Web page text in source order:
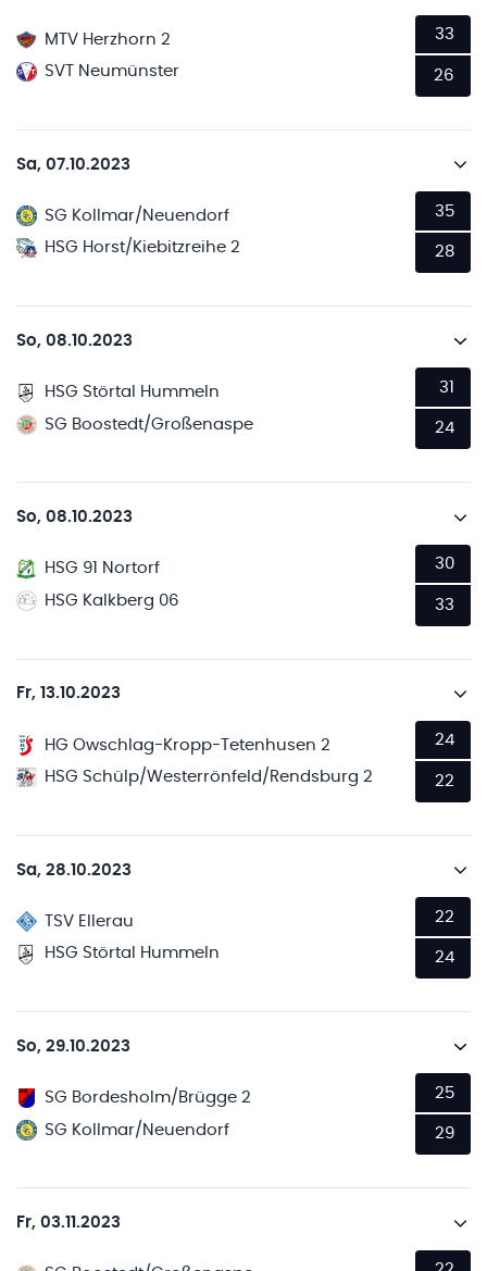
MTV Herzhorn 2
SVT Neumünster
33
26
Sa, 07.10.2023
SG Kollmar/Neuendorf
HSG Horst/Kiebitzreihe 2
35
28
So, 08.10.2023
HSG Störtal Hummeln
SG Boostedt/Großenaspe
31
24
So, 08.10.2023
HSG 91 Nortorf
HSG Kalkberg 06
30
33
Fr, 13.10.2023
HG Owschlag-Kropp-Tetenhusen 2
HSG Schülp/Westerrönfeld/Rendsburg 2
24
22
Sa, 28.10.2023
TSV Ellerau
HSG Störtal Hummeln
22
24
So, 29.10.2023
SG Bordesholm/Brügge 2
SG Kollmar/Neuendorf
25
29
Fr, 03.11.2023